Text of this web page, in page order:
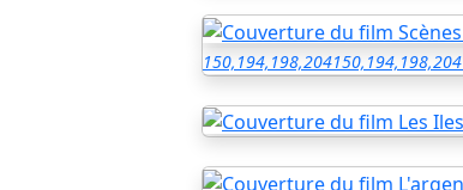
150,194,198,204150,194,198,204